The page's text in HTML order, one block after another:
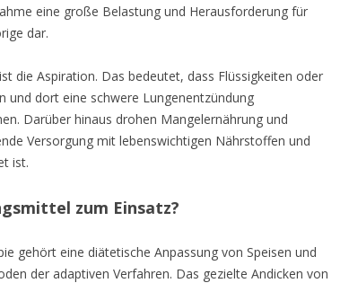
eine große Belastung und Herausforderung für
dar.
die Aspiration. Das bedeutet, dass Flüssigkeiten oder
und dort eine schwere Lungenentzündung
Darüber hinaus drohen Mangelernährung und
Versorgung mit lebenswichtigen Nährstoffen und
ist.
zum Einsatz?
gehört eine diätetische Anpassung von Speisen und
der adaptiven Verfahren. Das gezielte Andicken von